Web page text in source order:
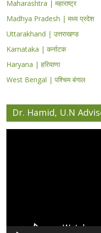
Maharashtra | महाराष्ट्र
Madhya Pradesh | मध्य प्रदेश
Uttarakhand | उत्तराखण्ड
Karnataka | कर्नाटक
Haryana | हरियाणा
West Bengal | पश्चिम बंगाल
Dr. Hamid, U.N